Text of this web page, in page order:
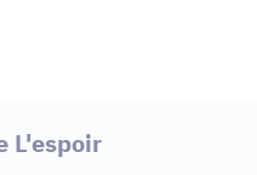
L'espoir